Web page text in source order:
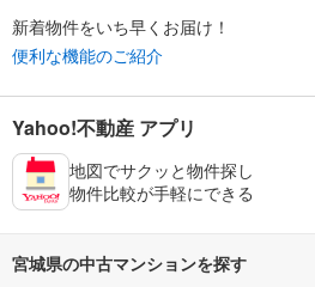
新着物件をいち早くお届け！
便利な機能のご紹介
Yahoo!不動産 アプリ
地図でサクッと物件探し
物件比較が手軽にできる
宮城県の中古マンションを探す